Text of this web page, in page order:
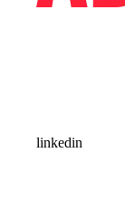
linkedin